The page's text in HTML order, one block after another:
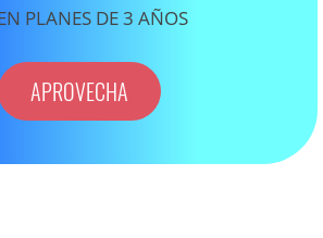
PLANES DE 3 AÑOS
APROVECHA